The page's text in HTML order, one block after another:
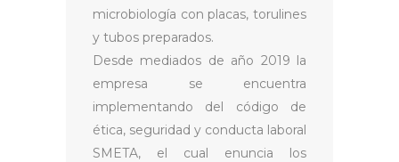
microbiología con placas, torulines
y tubos preparados.
Desde mediados de año 2019 la
empresa se encuentra
implementando del código de
ética, seguridad y conducta laboral
SMETA, el cual enuncia los